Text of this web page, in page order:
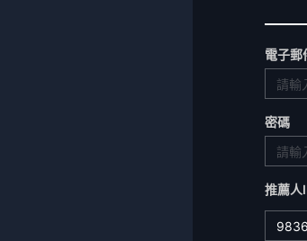
電子郵
密碼
推薦人